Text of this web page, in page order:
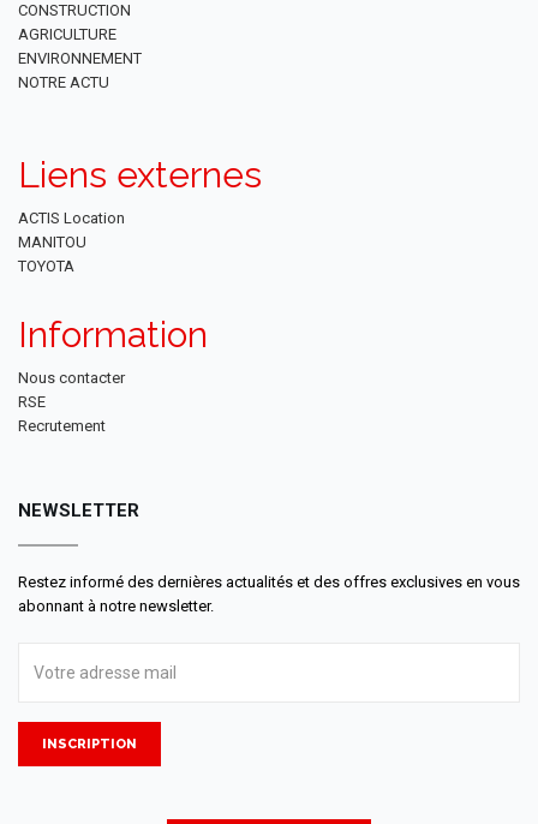
CONSTRUCTION
AGRICULTURE
ENVIRONNEMENT
NOTRE ACTU
Liens externes
ACTIS Location
MANITOU
TOYOTA
Information
Nous contacter
RSE
Recrutement
NEWSLETTER
Restez informé des dernières actualités et des offres exclusives en vous
abonnant à notre newsletter.
INSCRIPTION